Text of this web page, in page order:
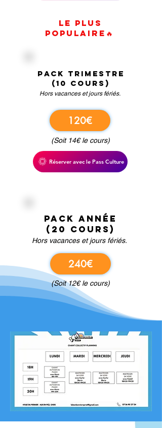
le plus
populaire🔥
PACK TRIMESTRE
(10 cours)
Hors vacances et jours fériés.
120€
(Soit 14€ le cours)
Réserver avec le Pass Culture
PACK ANNée
(20 cours)
Hors vacances et jours fériés.
240€
(Soit 12€ le cours)